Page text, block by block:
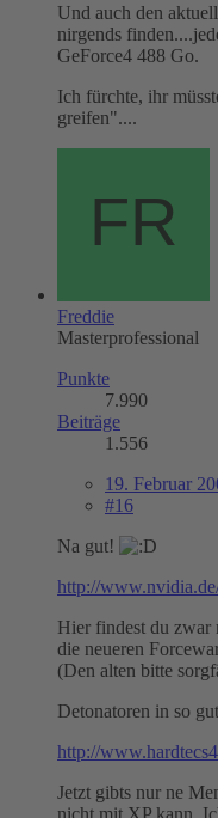
Und auch den
nirgends
GeForce4 488 Go.
Ich fürchte, ihr
greifen"....
Freddie
Masterprofessional
Punkte
7.990
Beiträge
1.556
19. Februar
#16
Na gut!
http://
Hier findest du zwar
die neueren
(Den alten bitte
Detonatoren in so
http://
Jetzt gibts nur ne
nicht mit XP kann.